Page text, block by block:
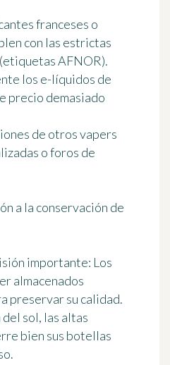
franceses o
con las estrictas
AFNOR).
los e-líquidos de
precio demasiado
de otros vapers
o foros de
a la conservación de
importante: Los
almacenados
preservar su calidad.
sol, las altas
bien sus botellas